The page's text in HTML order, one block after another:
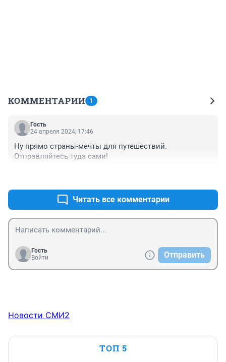
КОММЕНТАРИИ 1
Гость
24 апреля 2024, 17:46
Ну прямо страны-мечты для путешествий.
Отправляйтесь туда сами!
Читать все комментарии
Гость
Войти
Отправить
Новости СМИ2
ТОП 5